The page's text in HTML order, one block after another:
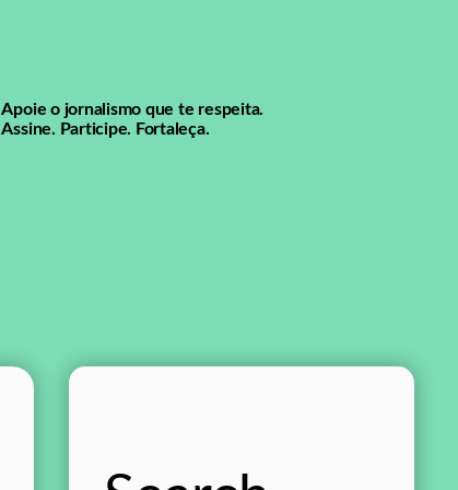
Apoie o jornalismo que te respeita.
Assine. Participe. Fortaleça.